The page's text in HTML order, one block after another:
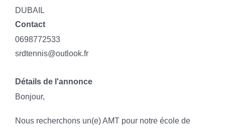
DUBAIL
Contact
0698772533
srdtennis@outlook.fr
Détails de l'annonce
Bonjour,
Nous recherchons un(e) AMT pour notre école de